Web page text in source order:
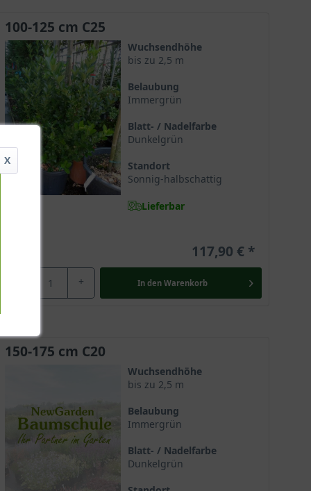
100-125 cm C25
Wuchsendhöhe
bis zu 2,5 m
Belaubung
Immergrün
Blatt- / Nadelfarbe
Dunkelgrün
Standort
Sonnig-halbschattig
Lieferbar
117,90 €
+ In den Warenkorb
150-175 cm C20
Wuchsendhöhe
bis zu 2,5 m
Belaubung
Immergrün
Blatt- / Nadelfarbe
Dunkelgrün
X